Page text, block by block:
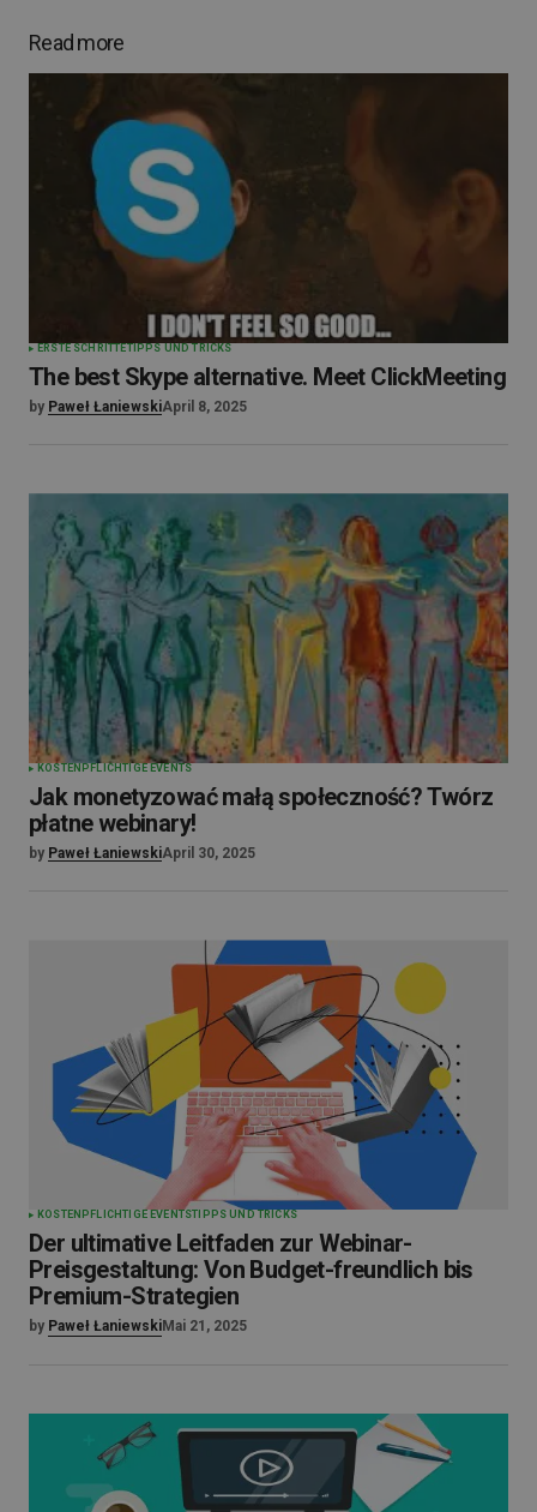
Read more
ERSTE SCHRITTETIPPS UND TRICKS
The best Skype alternative. Meet ClickMeeting
by Paweł ŁaniewskiApril 8, 2025
KOSTENPFLICHTIGE EVENTS
Jak monetyzować małą społeczność? Twórz
płatne webinary!
by Paweł ŁaniewskiApril 30, 2025
KOSTENPFLICHTIGE EVENTSTIPPS UND TRICKS
Der ultimative Leitfaden zur Webinar-
Preisgestaltung: Von Budget-freundlich bis
Premium-Strategien
by Paweł ŁaniewskiMai 21, 2025